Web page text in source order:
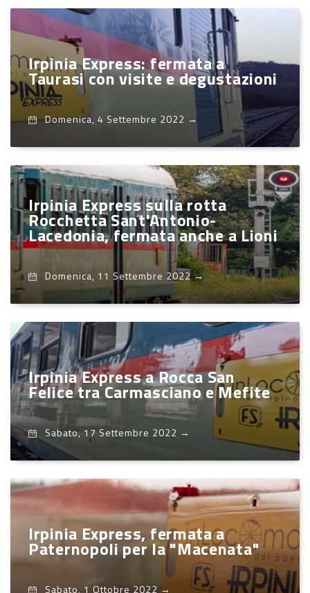
Irpinia Express: fermata a
Taurasi con visite e degustazioni
Domenica, 4 Settembre 2022 →
Irpinia Express sulla rotta
Rocchetta Sant'Antonio-
Lacedonia, fermata anche a Lioni
Domenica, 11 Settembre 2022→
Irpinia Express a Rocca San
Felice tra Carmasciano e Mefite
Sabato, 17 Settembre 2022 →
Irpinia Express, fermata a
Paternopoli per la "Macenata"
Sabato, 1 Ottobre 2022 →